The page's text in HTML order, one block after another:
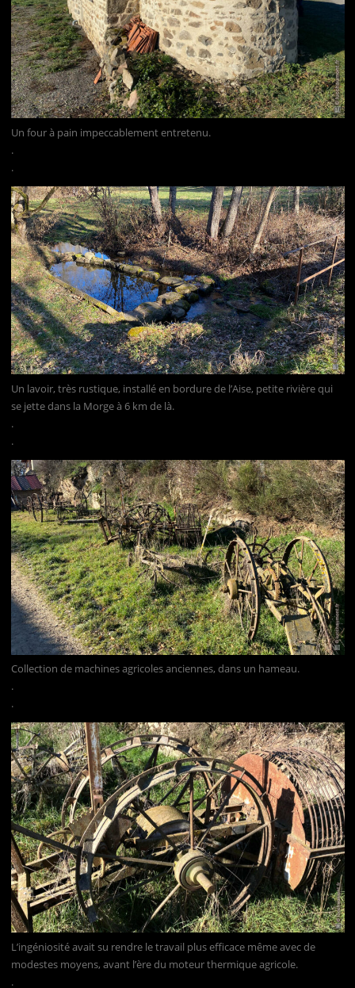
Un four à pain impeccablement entretenu.
.
.
Un lavoir, très rustique, installé en bordure de l’Aise, petite rivière qui
se jette dans la Morge à 6 km de là.
.
.
Collection de machines agricoles anciennes, dans un hameau.
.
.
L’ingéniosité avait su rendre le travail plus efficace même avec de
modestes moyens, avant l’ère du moteur thermique agricole.
.